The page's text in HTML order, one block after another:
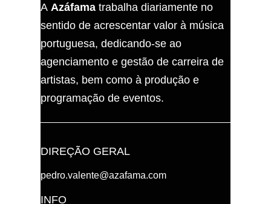
A Azáfama trabalha diariamente no
sentido de acrescentar valor à música
portuguesa, dedicando-se ao
agenciamento e gestão de carreira de
artistas, bem como à produção e
programação de eventos.
DIREÇÃO GERAL
pedro.valente@azafama.com
INFO